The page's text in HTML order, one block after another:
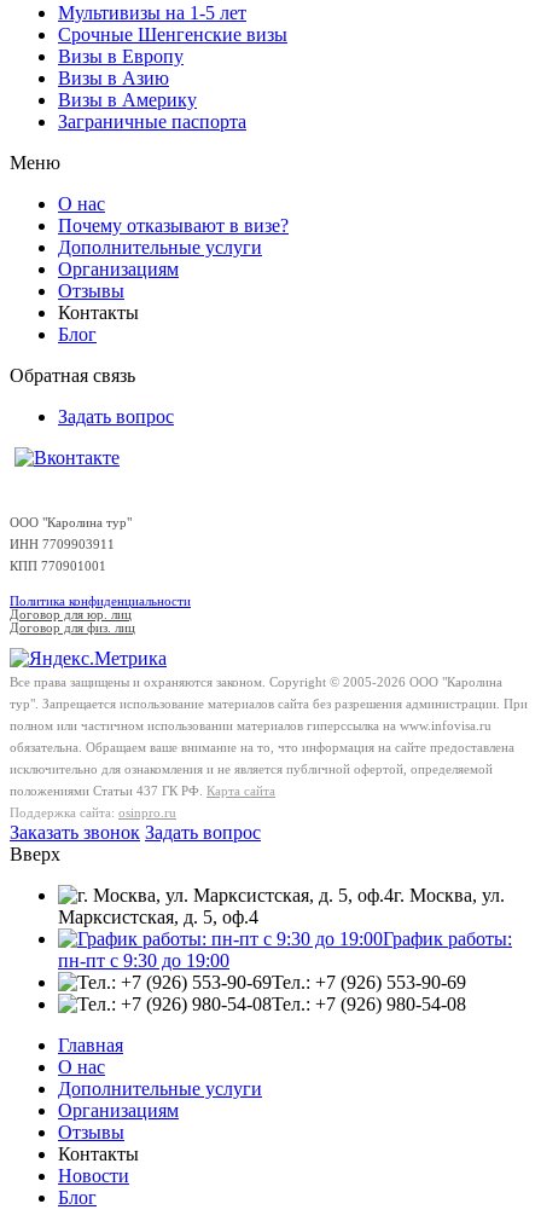
Мультивизы на 1-5 лет
Срочные Шенгенские визы
Визы в Европу
Визы в Азию
Визы в Америку
Заграничные паспорта
Меню
О нас
Почему отказывают в визе?
Дополнительные услуги
Организациям
Отзывы
Контакты
Блог
Обратная связь
Задать вопрос
ООО "Каролина тур"
ИНН 7709903911
КПП 770901001
Политика конфиденциальности
Договор для юр. лиц
Договор для физ. лиц
Все права защищены и охраняются законом. Copyright © 2005-2026 OOO "Каролина
тур". Запрещается использование материалов сайта без разрешения администрации. При
полном или частичном использовании материалов гиперссылка на www.infovisa.ru
обязательна. Обращаем ваше внимание на то, что информация на сайте предоставлена
исключительно для ознакомления и не является публичной офертой, определяемой
положениями Статьи 437 ГК РФ. Карта сайта
Поддержка сайта: osinpro.ru
Заказать звонок Задать вопрос
Вверх
г. Москва, ул.
Марксистская, д. 5, оф.4
График работы:
пн-пт с 9:30 до 19:00
Тел.: +7 (926) 553-90-69
Тел.: +7 (926) 980-54-08
Главная
О нас
Дополнительные услуги
Организациям
Отзывы
Контакты
Новости
Блог